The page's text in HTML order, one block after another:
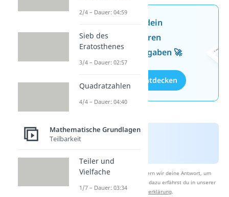
Jetzt neu: Teste dein
Wissen mit unseren
kostenlosen Aufgaben 🚀
Aufgaben entdecken
Nach Beantwortung speichern wir deine Antwort, um
Studyflix zu verbessern. Mehr dazu erfährst du in unserer
Datenschutzerklärung.
2/4 – Dauer: 04:59
Sieb des
Eratosthenes
3/4 – Dauer: 02:57
Quadratzahlen
4/4 – Dauer: 04:40
Mathematische Grundlagen
Teilbarkeit
Teiler und
Vielfache
1/7 – Dauer: 03:34